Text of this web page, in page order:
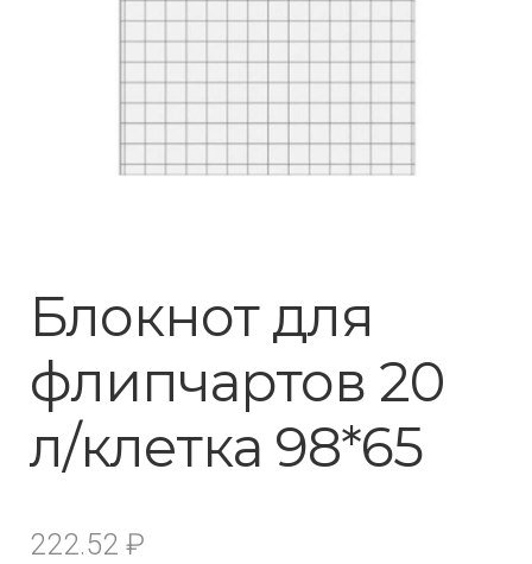
Блокнот для
флипчартов 20
л/клетка 98*65
222.52 ₽